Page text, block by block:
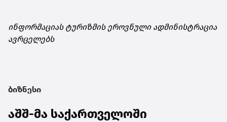
ინფორმაციას ტურიზმის ეროვნული ადმინისტრაცია
ავრცელებს
ბიზნესი
აშშ-მა საქართველოში